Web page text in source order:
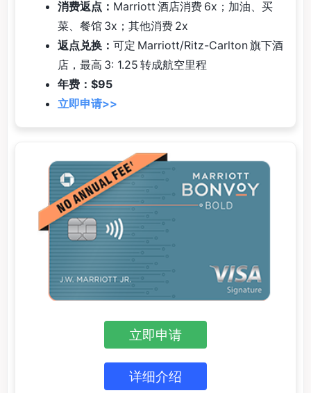
消费返点： Marriott 酒店消费 6x；加油、买
菜、餐馆 3x；其他消费 2x
返点兑换： 可定 Marriott/Ritz-Carlton 旗下酒
店，最高 3: 1.25 转成航空里程
年费：$95
立即申请>>
立即申请
详细介绍